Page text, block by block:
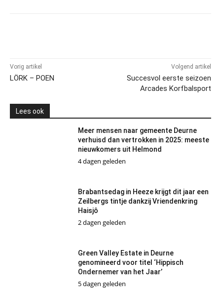
Vorig artikel
LÖRK – POEN
Volgend artikel
Succesvol eerste seizoen
Arcades Korfbalsport
Lees ook
Meer mensen naar gemeente Deurne
verhuisd dan vertrokken in 2025: meeste
nieuwkomers uit Helmond
4 dagen geleden
Brabantsedag in Heeze krijgt dit jaar een
Zeilbergs tintje dankzij Vriendenkring
Haisjô
2 dagen geleden
Green Valley Estate in Deurne
genomineerd voor titel ‘Hippisch
Ondernemer van het Jaar’
5 dagen geleden